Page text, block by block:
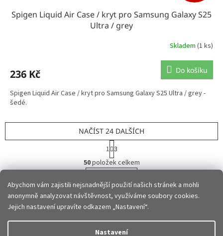
Abychom vám zajistili nejsnadnější použití našich stránek a mohli
anonymně analyzovat návštěvnost, využíváme soubory cookies.
Jejich nastavení upravíte odkazem „Nastavení“.
Nastavení
Spigen Liquid Air Case / kryt pro Samsung Galaxy S25
Ultra / grey
Skladem (1 ks)
236 Kč Do košíku
Spigen Liquid Air Case / kryt pro Samsung Galaxy S25 Ultra / grey -
šedé.
O
v
á
d
a
í
NAČÍST 24 DALŠÍCH
S
t
r
á
k
o
á
n
í
1 3
50položek celkem